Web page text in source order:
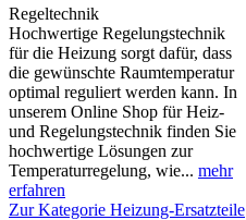
Regeltechnik
Hochwertige Regelungstechnik
für die Heizung sorgt dafür, dass
die gewünschte Raumtemperatur
optimal reguliert werden kann. In
unserem Online Shop für Heiz-
und Regelungstechnik finden Sie
hochwertige Lösungen zur
Temperaturregelung, wie... mehr
erfahren
Zur Kategorie Heizung-Ersatzteile